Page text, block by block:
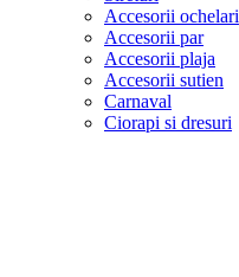
Accesorii ochelari
Accesorii par
Accesorii plaja
Accesorii sutien
Carnaval
Ciorapi si dresuri